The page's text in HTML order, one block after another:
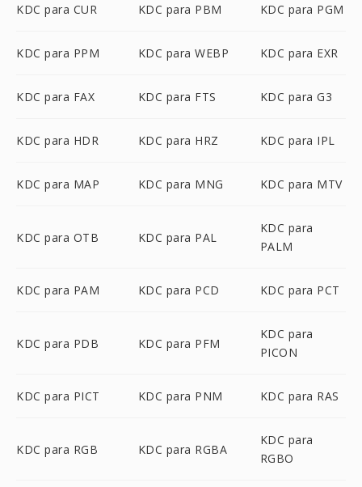
KDC para CUR KDC para PBM KDC para PGM
KDC para PPM KDC para WEBP KDC para EXR
KDC para FAX KDC para FTS KDC para G3
KDC para HDR KDC para HRZ KDC para IPL
KDC para MAP KDC para MNG KDC para MTV
KDC para OTB KDC para PAL
KDC para
PALM
KDC para PAM KDC para PCD KDC para PCT
KDC para PDB KDC para PFM
KDC para
PICON
KDC para PICT KDC para PNM KDC para RAS
KDC para RGB KDC para RGBA
KDC para
RGBO